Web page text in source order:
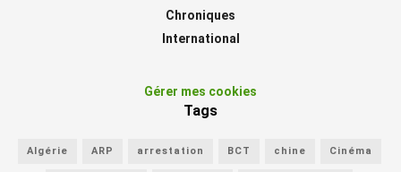
Chroniques
International
Gérer mes cookies
Tags
Algérie ARP arrestation BCT chine Cinéma